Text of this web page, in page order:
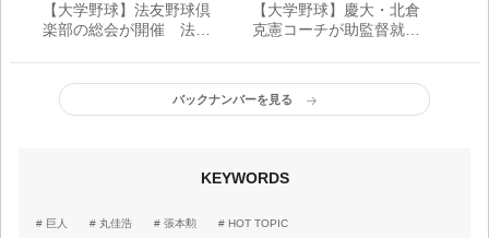
【大学野球】法友野球倶
楽部の総会が開催 法大
グ優勝、日本一へ決意
【大学野球】慶大・北倉
克憲コーチが助監督就任
くして、堀井監督をサポ
ート」
バックナンバーを見る
KEYWORDS
巨人 丸佳浩 張本勲 HOT TOPIC